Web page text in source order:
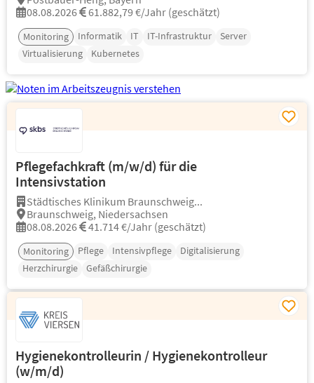
08.08.2026
61.882,79 €/Jahr (geschätzt)
Monitoring Informatik IT IT-Infrastruktur
Server
Virtualisierung
Kubernetes
Pflegefachkraft (m/w/d) für die
Intensivstation
Städtisches Klinikum Braunschweig...
Braunschweig, Niedersachsen
08.08.2026
41.714 €/Jahr (geschätzt)
Monitoring Pflege Intensivpflege
Digitalisierung
Herzchirurgie
Gefäßchirurgie
Hygienekontrolleurin / Hygienekontrolleur
(w/m/d)